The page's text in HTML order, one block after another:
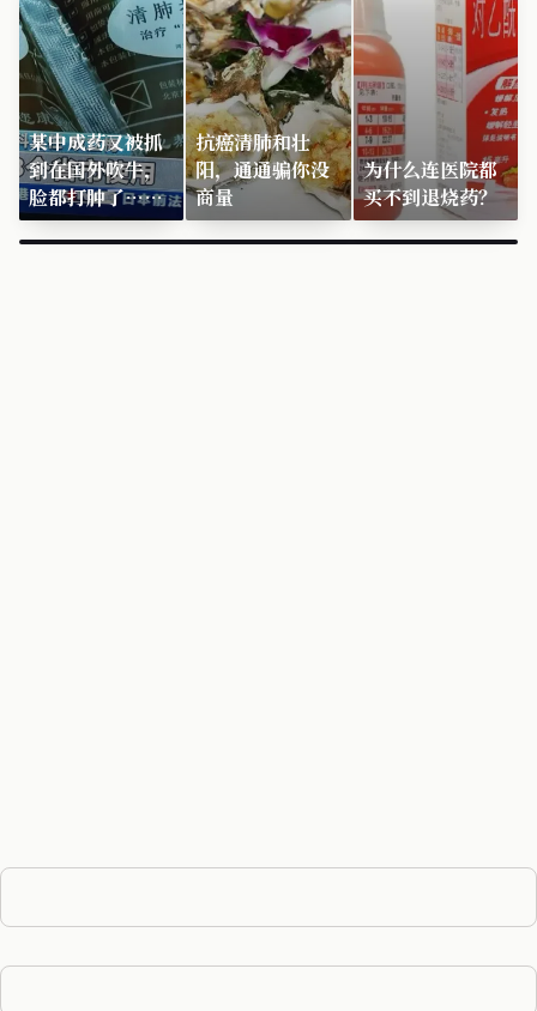
某中成药又被抓
到在国外吹牛，
脸都打肿了……
抗癌清肺和壮
阳，通通骗你没
商量
为什么连医院都
买不到退烧药？